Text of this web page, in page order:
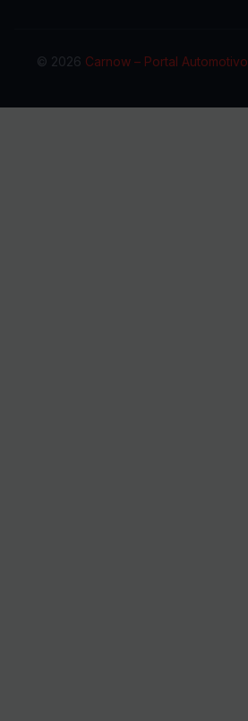
© 2026 Carnow – Portal Automotivo